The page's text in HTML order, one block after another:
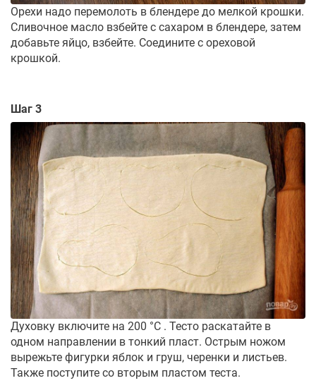
Орехи надо перемолоть в блендере до мелкой крошки.
Сливочное масло взбейте с сахаром в блендере, затем
добавьте яйцо, взбейте. Соедините с ореховой
крошкой.
Шаг 3
Духовку включите на 200 °C . Тесто раскатайте в
одном направлении в тонкий пласт. Острым ножом
вырежьте фигурки яблок и груш, черенки и листьев.
Также поступите со вторым пластом теста.